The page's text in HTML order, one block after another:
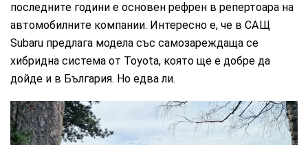
последните години е основен рефрен в репертоара на
автомобилните компании. Интересно е, че в САЩ
Subaru предлага модела със самозареждаща се
хибридна система от Toyota, която ще е добре да
дойде и в България. Но едва ли.